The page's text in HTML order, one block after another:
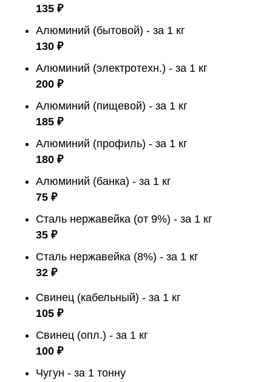
135 ₽
Алюминий (бытовой) - за 1 кг
130 ₽
Алюминий (электротехн.) - за 1 кг
200 ₽
Алюминий (пищевой) - за 1 кг
185 ₽
Алюминий (профиль) - за 1 кг
180 ₽
Алюминий (банка) - за 1 кг
75 ₽
Сталь нержавейка (от 9%) - за 1 кг
35 ₽
Сталь нержавейка (8%) - за 1 кг
32 ₽
Свинец (кабельный) - за 1 кг
105 ₽
Свинец (опл.) - за 1 кг
100 ₽
Чугун - за 1 тонну